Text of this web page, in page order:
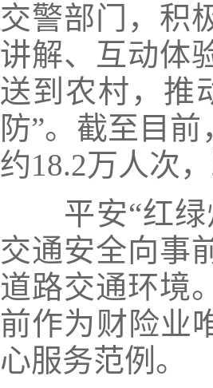
交警部门，积
讲解、互动体
送到农村，推
防”。 截至目前
约18.2万人次
平安“红
交通安全向事
道路交通环境
前作为财险业
心服务范例。